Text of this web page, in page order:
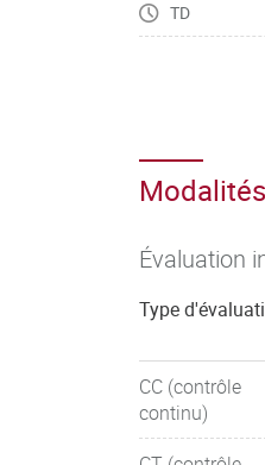
TD
Évaluation
Type
CC (contrôle
continu)